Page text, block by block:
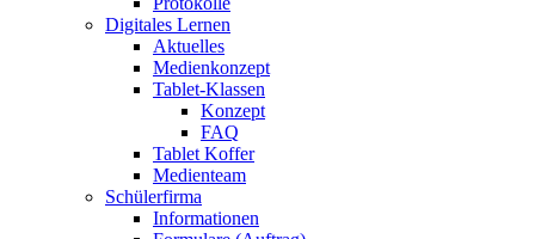
Digitales Lernen
Aktuelles
Medienkonzept
Tablet-Klassen
Konzept
FAQ
Tablet Koffer
Medienteam
Schülerfirma
Informationen